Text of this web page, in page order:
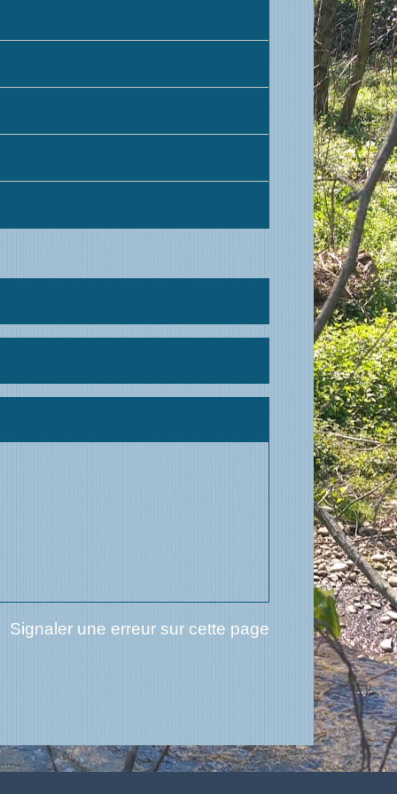
Signaler une erreur sur cette page